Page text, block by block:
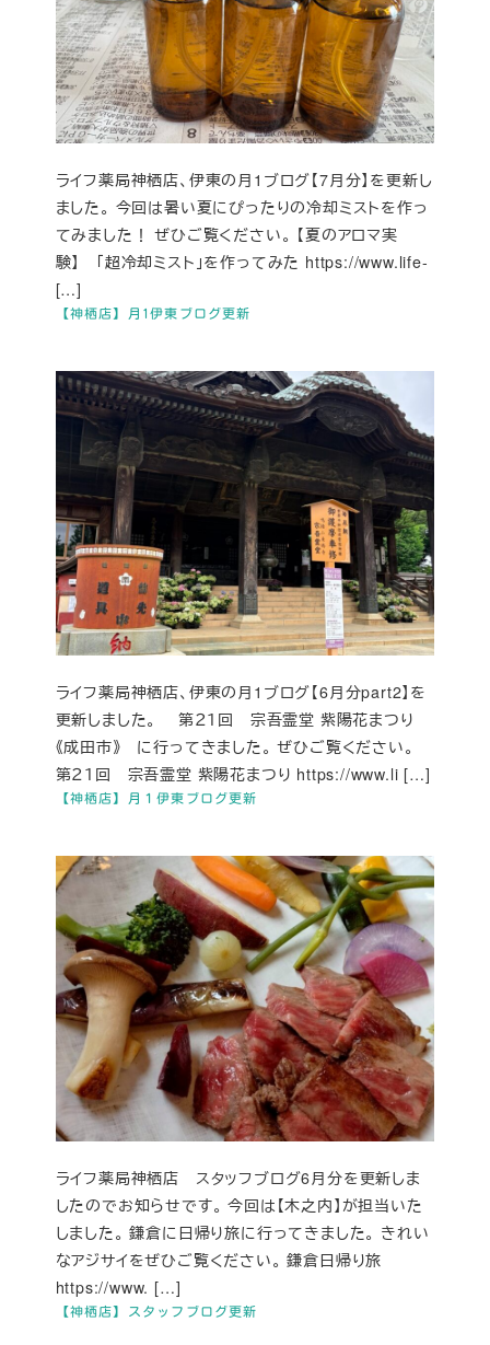
【神栖店】月1伊東ブログ更新
ライフ薬局神栖店、伊東の月1ブログ【7月分】を更新し
ました。 今回は暑い夏にぴったりの冷却ミストを作っ
てみました！ ぜひご覧ください。 【夏のアロマ実
験】 「超冷却ミスト」を作ってみた https://www.life-
[…]
【神栖店】月１伊東ブログ更新
ライフ薬局神栖店、伊東の月1ブログ【6月分part2】を
更新しました。 第２１回 宗吾霊堂 紫陽花まつり
《成田市》 に行ってきました。 ぜひご覧ください。
第２１回 宗吾霊堂 紫陽花まつり https://www.li […]
【神栖店】スタッフブログ更新
ライフ薬局神栖店 スタッフブログ6月分を更新しま
したのでお知らせです。 今回は【木之内】が担当いた
しました。 鎌倉に日帰り旅に行ってきました。 きれい
なアジサイをぜひご覧ください。 鎌倉日帰り旅
https://www. […]